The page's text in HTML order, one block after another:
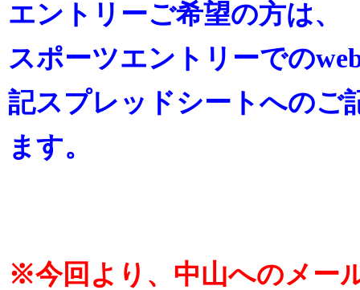
エントリーご希望の方は、
スポーツエントリーでの
記スプレッドシートへのご
ます。
※今回より、中山へのメー